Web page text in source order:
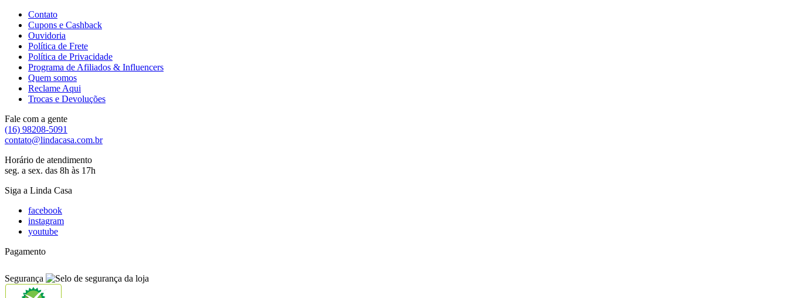
Contato
Cupons e Cashback
Ouvidoria
Política de Frete
Política de Privacidade
Programa de Afiliados & Influencers
Quem somos
Reclame Aqui
Trocas e Devoluções
Fale com a gente
(16) 98208-5091
contato@lindacasa.com.br
Horário de atendimento
seg. a sex. das 8h às 17h
Siga a Linda Casa
facebook
instagram
youtube
Pagamento
Segurança